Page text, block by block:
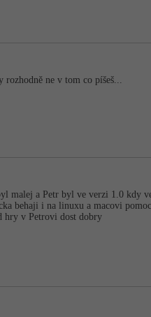
rozhodně ne v tom co píšeš...
malej a Petr byl ve verzi 1.0 kdy
behaji i na linuxu a macovi
hry v Petrovi dost dobry